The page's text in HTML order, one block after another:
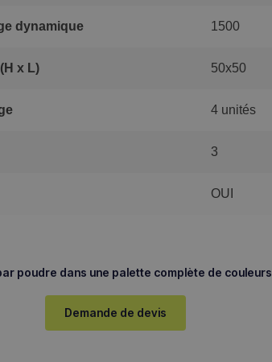
dynamique 1500
x L) 50x50
4 unités
3
OUI
poudre dans une palette complète de couleurs
Demande de devis